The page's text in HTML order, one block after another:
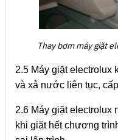
Thay bơm máy giặt
2.5 Máy giặt
và xả nước liên tục,
2.6 Máy giặt electrolux
khi giặt hết chương